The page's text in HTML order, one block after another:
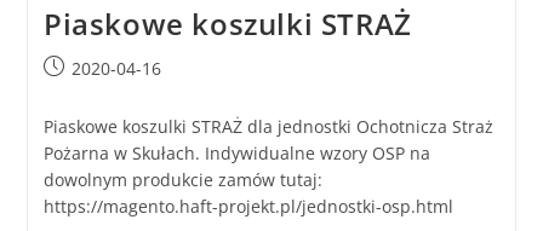
Piaskowe koszulki STRAŻ
2020-04-16
Piaskowe koszulki STRAŻ dla jednostki Ochotnicza Straż
Pożarna w Skułach. Indywidualne wzory OSP na
dowolnym produkcie zamów tutaj:
https://magento.haft-projekt.pl/jednostki-osp.html